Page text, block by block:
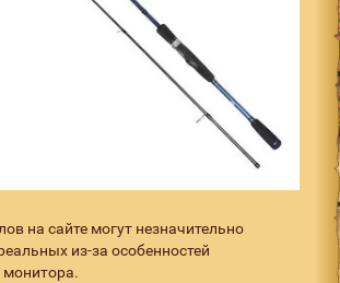
на сайте могут незначительно
из-за особенностей
монитора.